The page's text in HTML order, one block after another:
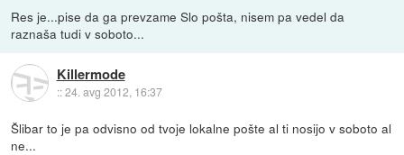
Res je...pise da ga prevzame Slo pošta, nisem pa vedel da
raznaša tudi v soboto...
Killermode
::24. avg 2012, 16:37
Šlibar to je pa odvisno od tvoje lokalne pošte al ti nosijo v soboto al
ne...